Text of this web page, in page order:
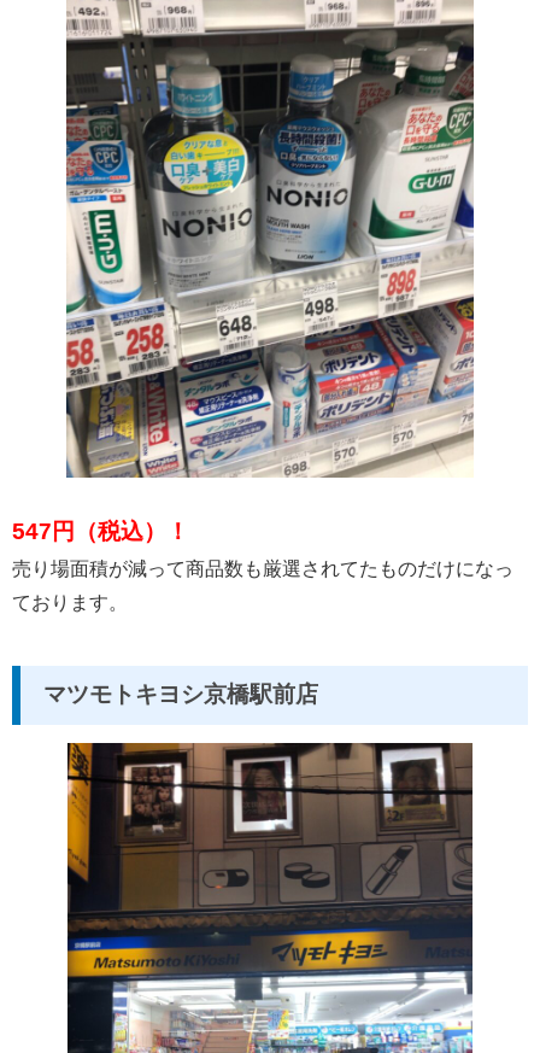
547円（税込）！
売り場面積が減って商品数も厳選されてたものだけになっ
ております。
マツモトキヨシ京橋駅前店